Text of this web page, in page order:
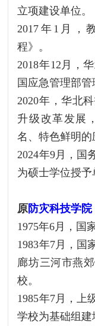
立项建设单位。
2017年1月，
程》。
2018年12月，
国应急管理部管
2020年，华北
升级改革发展
名、特色鲜明的
2024年9月，国
为硕士学位授予
原防灾科技学院
1975年6月，国
1983年7月，国
廊坊三河市燕
校。
1985年7月，上
学校为基础组建